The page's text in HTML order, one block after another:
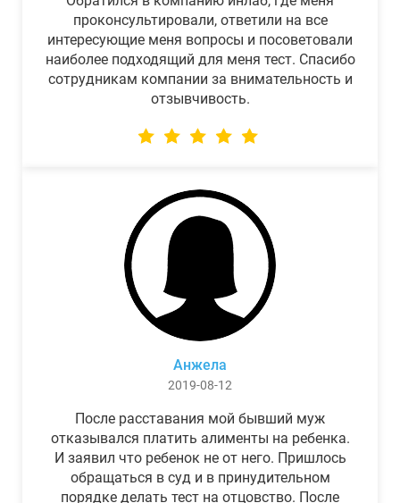
проконсультировали, ответили на все
интересующие меня вопросы и посоветовали
наиболее подходящий для меня тест. Спасибо
сотрудникам компании за внимательность и
отзывчивость.
Анжела
2019-08-12
После расставания мой бывший муж
отказывался платить алименты на ребенка.
И заявил что ребенок не от него. Пришлось
обращаться в суд и в принудительном
порядке делать тест на отцовство. После